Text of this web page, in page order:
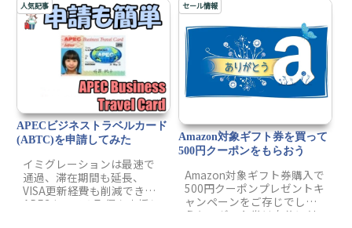
人気記事
APECビジネストラベルカード
(ABTC)を申請してみた
イミグレーションは最速で
通過、滞在期間も延長、
VISA更新経費も削減できる
APECカードの取得を支援し
セール情報
Amazon対象ギフト券を買って
500円クーポンをもらおう
Amazon対象ギフト券購入で
500円クーポンプレゼントキ
ャンペーンをご存じでしょ
うか？ギフト券は自分に付